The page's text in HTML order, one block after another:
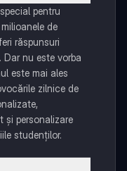
pentru
de
răspunsuri
nu este vorba
este mai ales
zilnice de
personalizare
studenților.